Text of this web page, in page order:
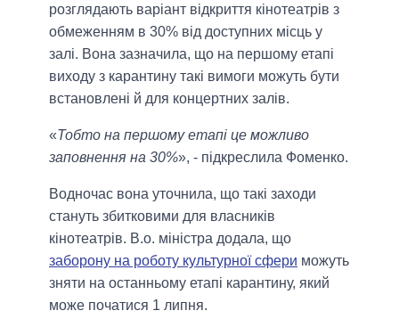
розглядають варіант відкриття кінотеатрів з
обмеженням в 30% від доступних місць у
залі. Вона зазначила, що на першому етапі
виходу з карантину такі вимоги можуть бути
встановлені й для концертних залів.
«Тобто на першому етапі це можливо
заповнення на 30%», - підкреслила Фоменко.
Водночас вона уточнила, що такі заходи
стануть збитковими для власників
кінотеатрів. В.о. міністра додала, що
заборону на роботу культурної сфери можуть
зняти на останньому етапі карантину, який
може початися 1 липня.